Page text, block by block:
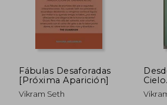
45%
dcto. $ 19.96
Fábulas Desaforadas
[Próxima Aparición]
Vikram Seth